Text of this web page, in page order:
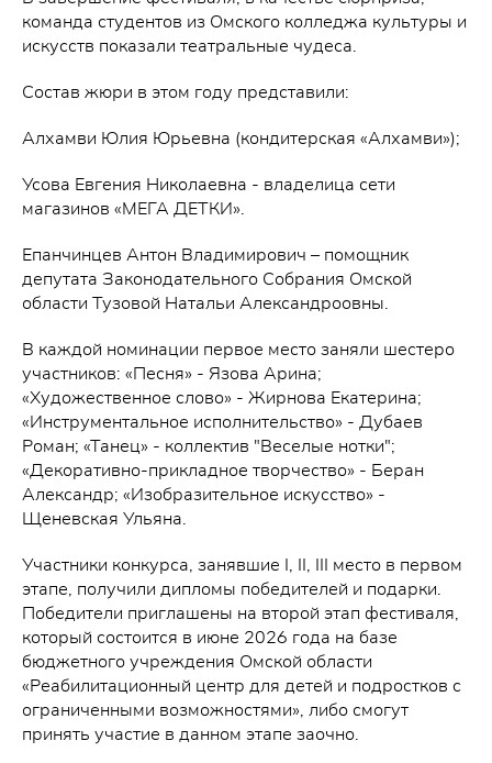
команда студентов из Омского колледжа культуры и
искусств показали театральные чудеса.
Состав жюри в этом году представили:
Алхамви Юлия Юрьевна (кондитерская «Алхамви»);
Усова Евгения Николаевна - владелица сети
магазинов «МЕГА ДЕТКИ».
Епанчинцев Антон Владимирович – помощник
депутата Законодательного Собрания Омской
области Тузовой Натальи Александроовны.
В каждой номинации первое место заняли шестеро
участников: «Песня» - Язова Арина;
«Художественное слово» - Жирнова Екатерина;
«Инструментальное исполнительство» - Дубаев
Роман; «Танец» - коллектив "Веселые нотки";
«Декоративно-прикладное творчество» - Беран
Александр; «Изобразительное искусство» -
Щеневская Ульяна.
Участники конкурса, занявшие I, II, III место в первом
этапе, получили дипломы победителей и подарки.
Победители приглашены на второй этап фестиваля,
который состоится в июне 2026 года на базе
бюджетного учреждения Омской области
«Реабилитационный центр для детей и подростков с
ограниченными возможностями», либо смогут
принять участие в данном этапе заочно.